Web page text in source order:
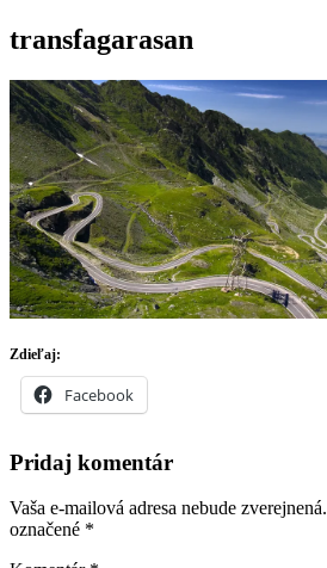
transfagarasan
Zdieľaj:
Facebook
Pridaj komentár
Vaša e-mailová adresa nebude zverejnená.
označené *